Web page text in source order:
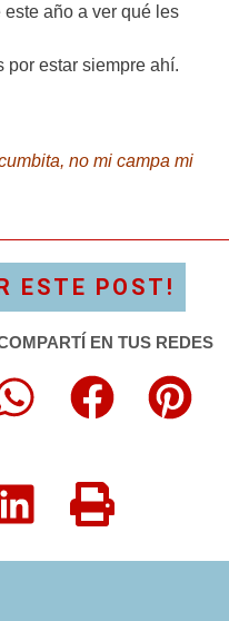
año a ver qué les
por estar siempre ahí.
no mi campa mi
ESTE POST!
EN TUS REDES